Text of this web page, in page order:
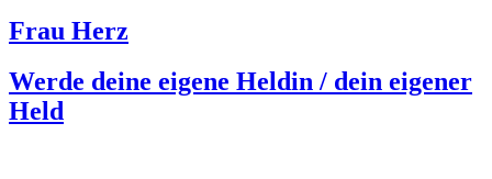
Frau Herz
Werde deine eigene Heldin / dein eigener
Held